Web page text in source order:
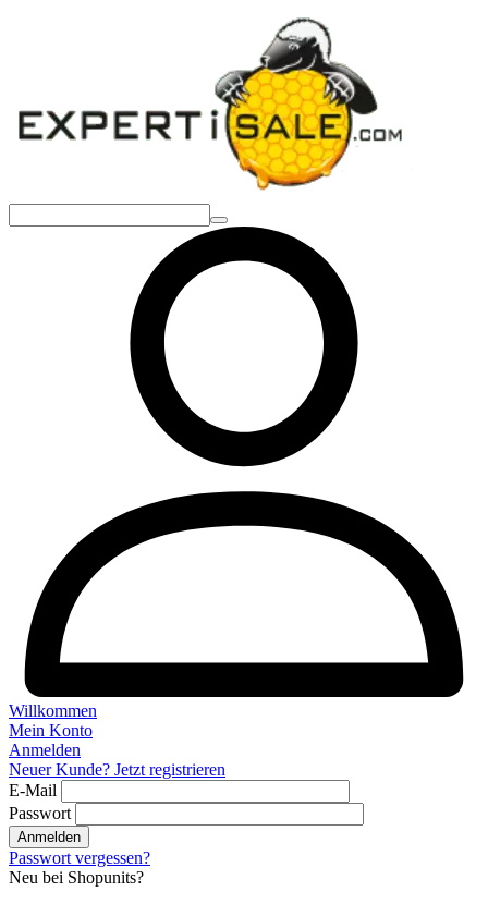
Willkommen
Mein Konto
Anmelden
Neuer Kunde? Jetzt registrieren
E-Mail
Passwort
Anmelden
Passwort vergessen?
Neu bei Shopunits?